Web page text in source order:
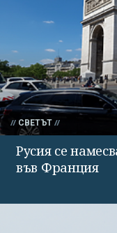
СВЕТЪТ
Русия се
във Франция